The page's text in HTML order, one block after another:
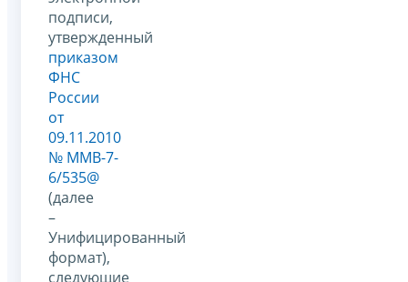
подписи,
утвержденный
приказом
ФНС
России
от
09.11.2010
№ ММВ-7-
6/535@
(далее
–
Унифицированный
формат),
следующие